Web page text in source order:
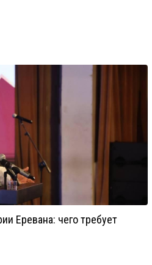
Еревана: чего требует